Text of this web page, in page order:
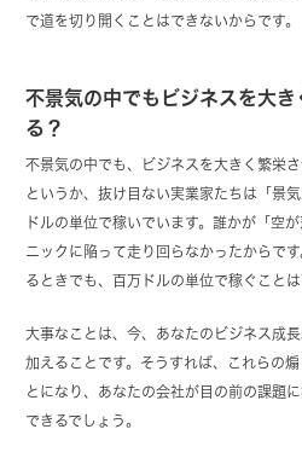
で道を切り開くことはできないからです。
不景気の中でもビジネスを大
る？
不景気の中でも、ビジネスを大きく繁栄
というか、抜け目ない実業家たちは「景
ドルの単位で稼いでいます。誰かが「空
ニックに陥って走り回らなかったからで
るときでも、百万ドルの単位で稼ぐことは
大事なことは、今、あなたのビジネス成
加えることです。そうすれば、これらの
とになり、あなたの会社が目の前の課題
できるでしょう。